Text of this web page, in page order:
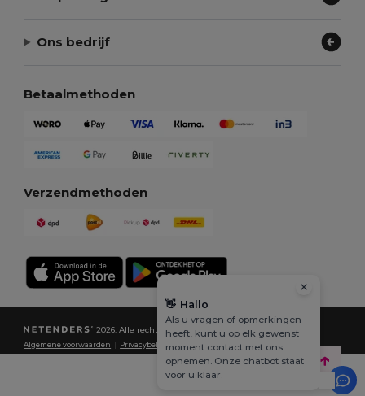
Ons bedrijf
Betaalmethoden
Verzendmethoden
2026. Alle rechten voorbehouden
Algemene voorwaarden Privacybeleid|Cookiebeleid| Sitemap
👋 Hallo
Als u vragen of opmerkingen
heeft, kunt u op elk gewenst
moment contact met ons
opnemen. Onze chatbot staat
voor u klaar.